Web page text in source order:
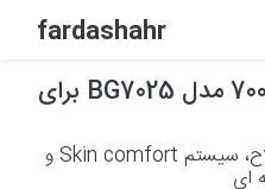
fardashahr
بادی گروم فیلیپس سری 7000 مدل BG7025 برای
دارای 5 طول قابل تنظیم برای اصلاح، سیستم Skin comfort و